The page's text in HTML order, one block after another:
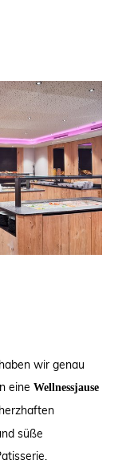
wir genau
eine Wellnessjause
süße